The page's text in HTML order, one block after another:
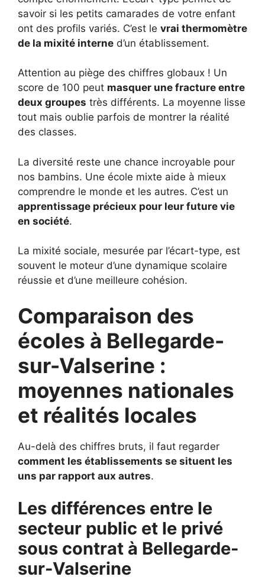
savoir si les petits camarades de votre enfant
ont des profils variés. C’est le vrai thermomètre
de la mixité interne d’un établissement.
Attention au piège des chiffres globaux ! Un
score de 100 peut masquer une fracture entre
deux groupes très différents. La moyenne lisse
tout mais oublie parfois de montrer la réalité
des classes.
La diversité reste une chance incroyable pour
nos bambins. Une école mixte aide à mieux
comprendre le monde et les autres. C’est un
apprentissage précieux pour leur future vie
en société.
La mixité sociale, mesurée par l’écart-type, est
souvent le moteur d’une dynamique scolaire
réussie et d’une meilleure cohésion.
Comparaison des
écoles à Bellegarde-
sur-Valserine :
moyennes nationales
et réalités locales
Au-delà des chiffres bruts, il faut regarder
comment les établissements se situent les
uns par rapport aux autres.
Les différences entre le
secteur public et le privé
sous contrat à Bellegarde-
sur-Valserine